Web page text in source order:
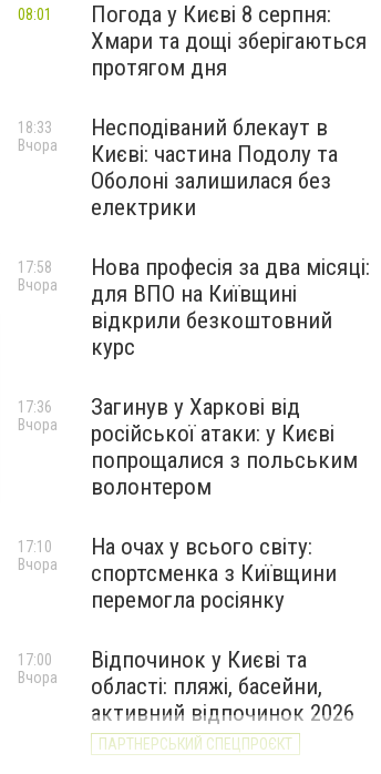
Погода у Києві 8 серпня:
Хмари та дощі зберігаються
протягом дня
08:01
Несподіваний блекаут в
Києві: частина Подолу та
Оболоні залишилася без
електрики
18:33
Вчора
Нова професія за два місяці:
для ВПО на Київщині
відкрили безкоштовний
курс
17:58
Вчора
Загинув у Харкові від
російської атаки: у Києві
попрощалися з польським
волонтером
17:36
Вчора
На очах у всього світу:
спортсменка з Київщини
перемогла росіянку
17:10
Вчора
Відпочинок у Києві та
області: пляжі, басейни,
активний відпочинок 2026
ПАРТНЕРСЬКИЙ СПЕЦПРОЄКТ
17:00
Вчора